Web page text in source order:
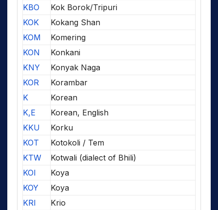
KBO
Kok Borok/Tripuri
KOK
Kokang Shan
KOM
Komering
KON
Konkani
KNY
Konyak Naga
KOR
Korambar
K
Korean
K,E
Korean, English
KKU
Korku
KOT
Kotokoli / Tem
KTW
Kotwali (dialect of Bhili)
KOI
Koya
KOY
Koya
KRI
Krio